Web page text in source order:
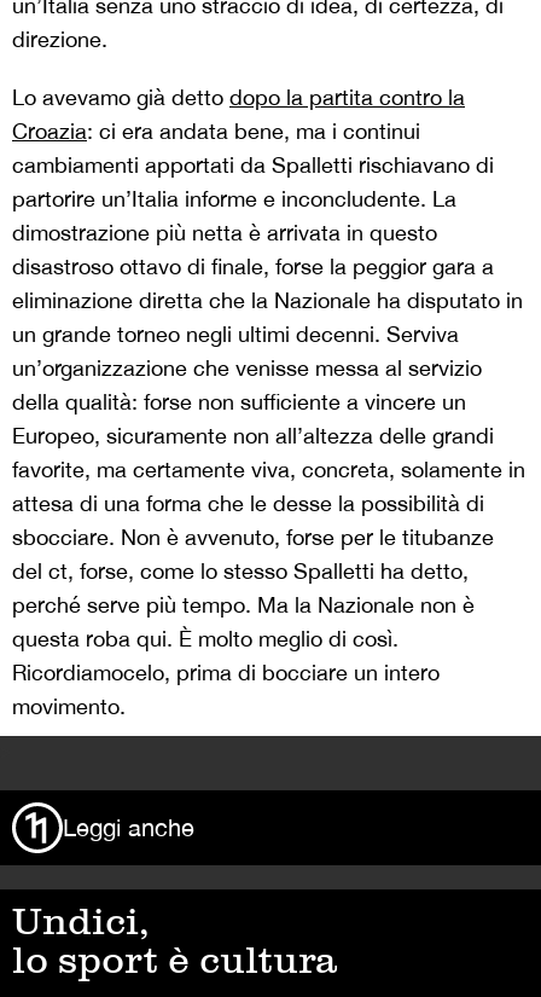
un’Italia senza uno straccio di idea, di certezza, di
direzione.
Lo avevamo già detto dopo la partita contro la
Croazia: ci era andata bene, ma i continui
cambiamenti apportati da Spalletti rischiavano di
partorire un’Italia informe e inconcludente. La
dimostrazione più netta è arrivata in questo
disastroso ottavo di finale, forse la peggior gara a
eliminazione diretta che la Nazionale ha disputato in
un grande torneo negli ultimi decenni. Serviva
un’organizzazione che venisse messa al servizio
della qualità: forse non sufficiente a vincere un
Europeo, sicuramente non all’altezza delle grandi
favorite, ma certamente viva, concreta, solamente in
attesa di una forma che le desse la possibilità di
sbocciare. Non è avvenuto, forse per le titubanze
del ct, forse, come lo stesso Spalletti ha detto,
perché serve più tempo. Ma la Nazionale non è
questa roba qui. È molto meglio di così.
Ricordiamocelo, prima di bocciare un intero
movimento.
Leggi anche
Undici,
lo sport è cultura